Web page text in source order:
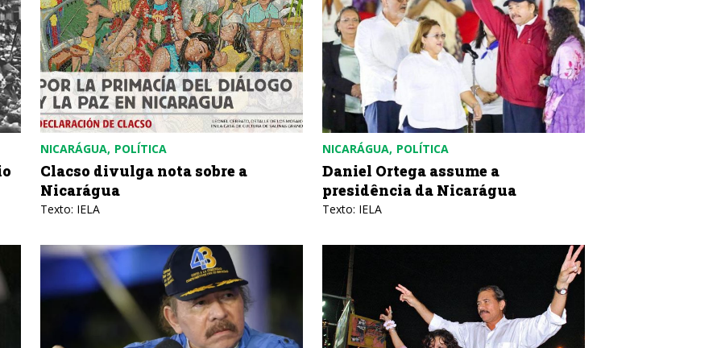
NICARÁGUA POLÍTICA
Clacso divulga nota sobre a
Nicarágua
Texto: IELA
NICARÁGUA POLÍTICA
Daniel Ortega assume a
presidência da Nicarágua
Texto: IELA